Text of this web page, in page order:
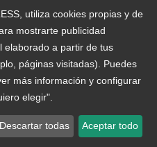
Wishlist
utiliza cookies propias y de
mostrarte publicidad
elaborado a partir de tus
páginas visitadas). Puedes
más información y configurar
elegir".
Descartar todas Aceptar todo